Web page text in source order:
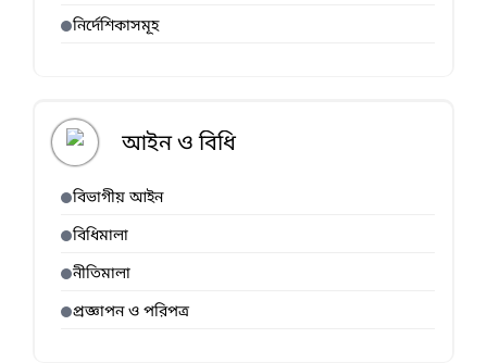
নির্দেশিকাসমূহ
আইন ও বিধি
বিভাগীয় আইন
বিধিমালা
নীতিমালা
প্রজ্ঞাপন ও পরিপত্র